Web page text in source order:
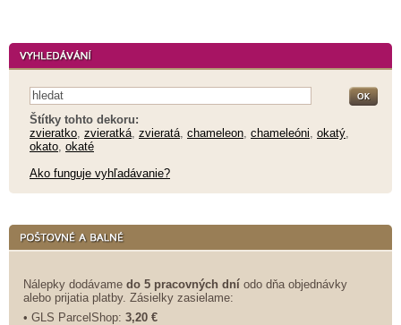
Štítky tohto dekoru:
zvieratko zvieratká zvieratá chameleon chameleóni okatý
okato okaté
Ako funguje vyhľadávanie?
Nálepky dodávame do 5 pracovných dní odo dňa objednávky
alebo prijatia platby. Zásielky zasielame:
• GLS ParcelShop: 3,20 €